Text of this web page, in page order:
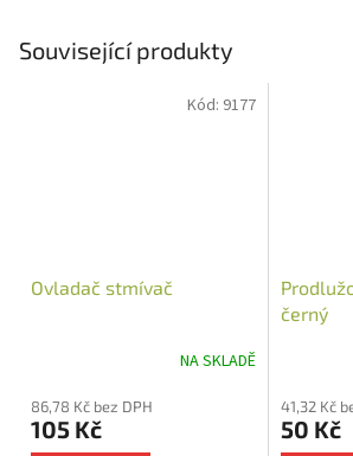
Související produkty
Ovladač stmívač
NA SKLADĚ
86,78 Kč bez DPH
105 Kč
Kód: 9177
černý
41,32 Kč
50 Kč